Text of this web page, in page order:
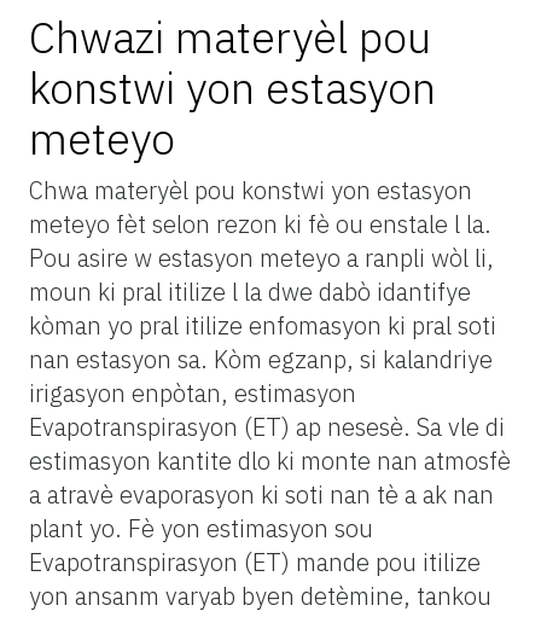
Chwazi materyèl pou
konstwi yon estasyon
meteyo
Chwa materyèl pou konstwi yon estasyon
meteyo fèt selon rezon ki fè ou enstale l la.
Pou asire w estasyon meteyo a ranpli wòl li,
moun ki pral itilize l la dwe dabò idantifye
kòman yo pral itilize enfomasyon ki pral soti
nan estasyon sa. Kòm egzanp, si kalandriye
irigasyon enpòtan, estimasyon
Evapotranspirasyon (ET) ap nesesè. Sa vle di
estimasyon kantite dlo ki monte nan atmosfè
a atravè evaporasyon ki soti nan tè a ak nan
plant yo. Fè yon estimasyon sou
Evapotranspirasyon (ET) mande pou itilize
yon ansanm varyab byen detèmine, tankou